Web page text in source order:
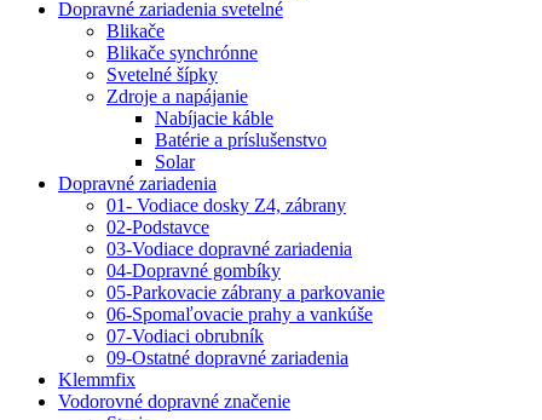
Dopravné zariadenia svetelné
Blikače
Blikače synchrónne
Svetelné šípky
Zdroje a napájanie
Nabíjacie káble
Batérie a príslušenstvo
Solar
Dopravné zariadenia
01- Vodiace dosky Z4, zábrany
02-Podstavce
03-Vodiace dopravné zariadenia
04-Dopravné gombíky
05-Parkovacie zábrany a parkovanie
06-Spomaľovacie prahy a vankúše
07-Vodiaci obrubník
09-Ostatné dopravné zariadenia
Klemmfix
Vodorovné dopravné značenie